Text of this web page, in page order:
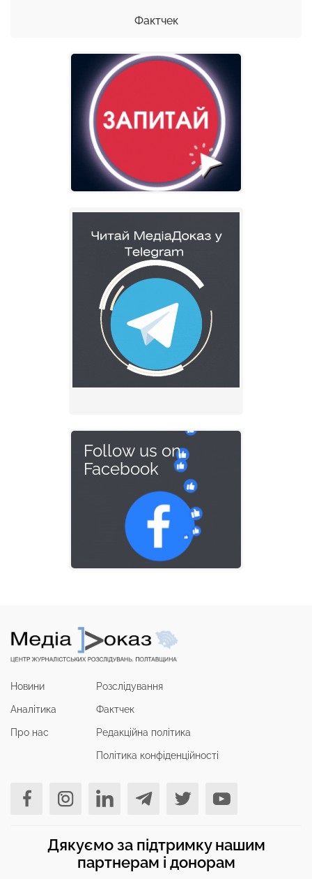
Фактчек
Follow us on
Facebook
Новини
Аналітика
Про нас
Розслідування
Фактчек
Редакційна політика
Політика конфіденційності
Дякуємо за підтримку нашим
партнерам і донорам